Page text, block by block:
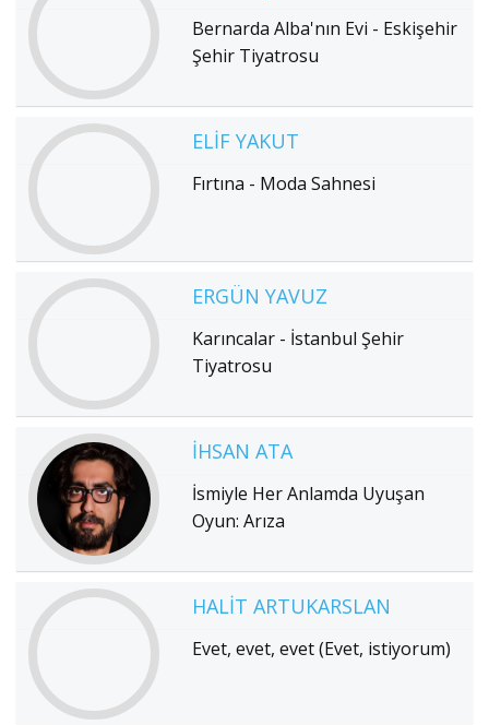
Bernarda Alba'nın Evi - Eskişehir
Şehir Tiyatrosu
ELIF YAKUT
Fırtına - Moda Sahnesi
ERGÜN YAVUZ
Karıncalar - İstanbul Şehir
Tiyatrosu
İHSAN ATA
İsmiyle Her Anlamda Uyuşan
Oyun: Arıza
HALIT ARTUKARSLAN
Evet, evet, evet (Evet, istiyorum)